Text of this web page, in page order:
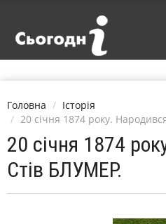
Головна
Історія
20 січня 1874 року.
20 січня 1874
Стів БЛУМЕР.